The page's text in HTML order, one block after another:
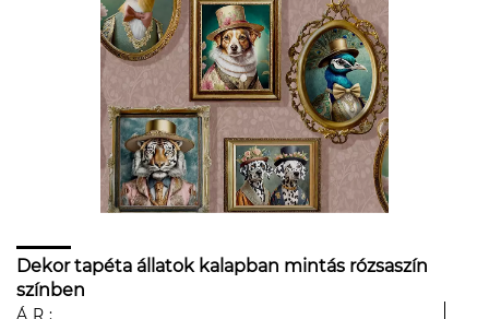
Dekor tapéta állatok kalapban mintás rózsaszín
színben
ÁR: